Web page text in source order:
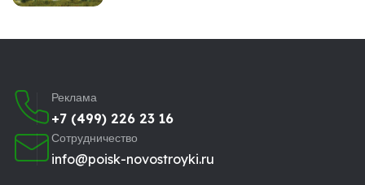
Реклама
+7 (499) 226 23 16
Сотрудничество
info@poisk-novostroyki.ru